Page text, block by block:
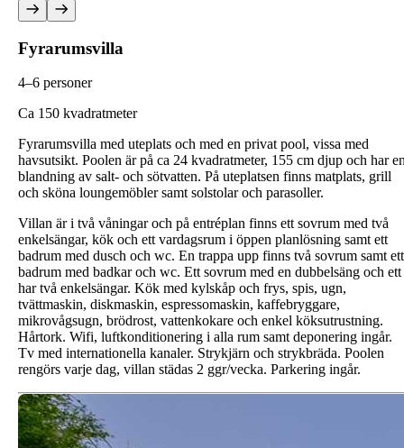
Fyrarumsvilla
4–6 personer
Ca 150 kvadratmeter
Fyrarumsvilla med uteplats och med en privat pool, vissa med
havsutsikt. Poolen är på ca 24 kvadratmeter, 155 cm djup och har
blandning av salt- och sötvatten. På uteplatsen finns matplats, grill
och sköna loungemöbler samt solstolar och parasoller.
Villan är i två våningar och på entréplan finns ett sovrum med två
enkelsängar, kök och ett vardagsrum i öppen planlösning samt ett
badrum med dusch och wc. En trappa upp finns två sovrum samt ett
badrum med badkar och wc. Ett sovrum med en dubbelsäng och ett
har två enkelsängar. Kök med kylskåp och frys, spis, ugn,
tvättmaskin, diskmaskin, espressomaskin, kaffebryggare,
mikrovågsugn, brödrost, vattenkokare och enkel köksutrustning.
Hårtork. Wifi, luftkonditionering i alla rum samt deponering ingår.
Tv med internationella kanaler. Strykjärn och strykbräda. Poolen
rengörs varje dag, villan städas 2 ggr/vecka. Parkering ingår.